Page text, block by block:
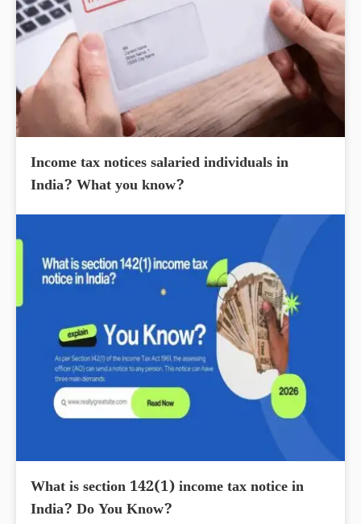
Income tax notices salaried individuals in
India? What you know?
What is section 142(1) income tax notice in
India? Do You Know?